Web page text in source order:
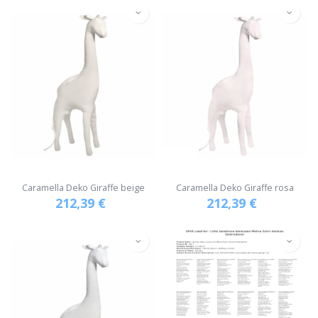
Caramella Deko Giraffe beige
212,39 €
Caramella Deko Giraffe rosa
212,39 €